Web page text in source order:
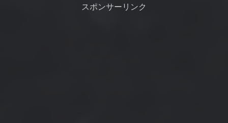
週末も南の強風が吹きそうで
出来るかどうか波の這い上がり
などを見ておく。西...
スポンサーリンク